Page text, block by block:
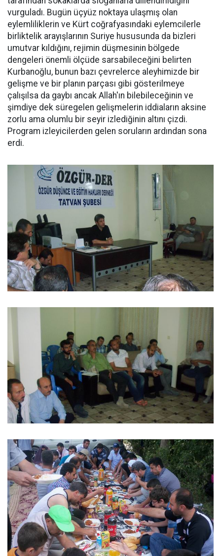
vurguladı. Bugün üçyüz noktaya ulaşmış olan
eylemliliklerin ve Kürt coğrafyasındaki eylemcilerle
birliktelik arayışlarının Suriye hususunda da bizleri
umutvar kıldığını, rejimin düşmesinin bölgede
dengeleri önemli ölçüde sarsabileceğini belirten
Kurbanoğlu, bunun bazı çevrelerce aleyhimizde bir
gelişme ve bir planın parçası gibi gösterilmeye
çalışılsa da gaybı ancak Allah'ın bilebileceğinin ve
şimdiye dek süregelen gelişmelerin iddiaların aksine
zorlu ama olumlu bir seyir izlediğinin altını çizdi.
Program izleyicilerden gelen soruların ardından sona
erdi.